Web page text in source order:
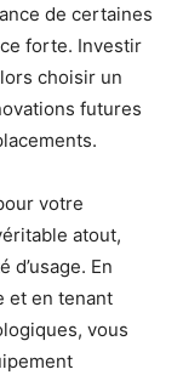
de certaines
forte. Investir
choisir un
futures
votre
atout,
En
et en tenant
vous